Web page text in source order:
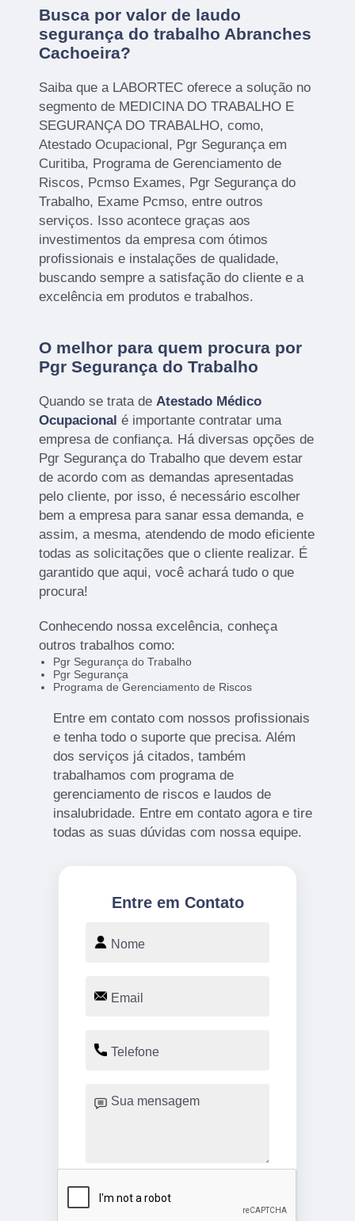
Busca por valor de laudo
segurança do trabalho Abranches
Cachoeira?
Saiba que a LABORTEC oferece a solução no
segmento de MEDICINA DO TRABALHO E
SEGURANÇA DO TRABALHO, como,
Atestado Ocupacional, Pgr Segurança em
Curitiba, Programa de Gerenciamento de
Riscos, Pcmso Exames, Pgr Segurança do
Trabalho, Exame Pcmso, entre outros
serviços. Isso acontece graças aos
investimentos da empresa com ótimos
profissionais e instalações de qualidade,
buscando sempre a satisfação do cliente e a
excelência em produtos e trabalhos.
O melhor para quem procura por
Pgr Segurança do Trabalho
Quando se trata deAtestado Médico
Ocupacional é importante contratar uma
empresa de confiança. Há diversas opções de
Pgr Segurança do Trabalho que devem estar
de acordo com as demandas apresentadas
pelo cliente, por isso, é necessário escolher
bem a empresa para sanar essa demanda, e
assim, a mesma, atendendo de modo eficiente
todas as solicitações que o cliente realizar. É
garantido que aqui, você achará tudo o que
procura!
Conhecendo nossa excelência, conheça
outros trabalhos como:
Pgr Segurança do Trabalho
Pgr Segurança
Programa de Gerenciamento de Riscos
Entre em contato com nossos profissionais
e tenha todo o suporte que precisa. Além
dos serviços já citados, também
trabalhamos com programa de
gerenciamento de riscos e laudos de
insalubridade. Entre em contato agora e tire
todas as suas dúvidas com nossa equipe.
Entre em Contato